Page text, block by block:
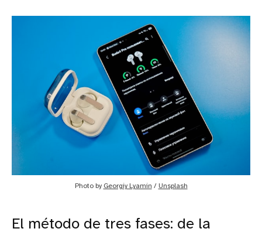
Photo by Georgiy Lyamin / Unsplash
El método de tres fases: de la